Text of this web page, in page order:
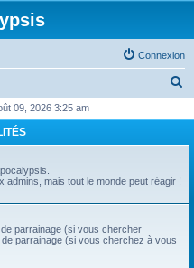
Connexion
h
09, 2026 3:25 am
admins, mais tout le monde peut réagir !
parrainage (si vous chercher
parrainage (si vous cherchez à vous